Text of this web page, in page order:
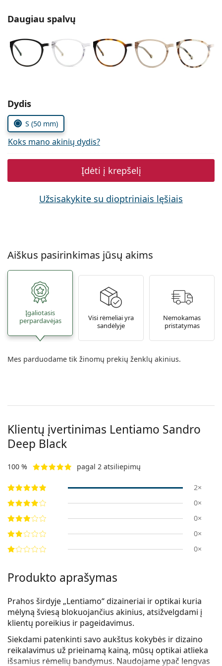
Prada
Atraskite visus
Daugiau spalvų
Pasirinkite parametrus
Dydis
S (50 mm)
Koks mano akinių dydis?
Įdėti į krepšelį
Užsisakykite su dioptriniais lęšiais
Aiškus pasirinkimas jūsų akims
Įgaliotasis
perpardavėjas
Visi rėmeliai yra
sandėlyje
Nemokamas
pristatymas
Mes parduodame tik žinomų prekių ženklų akinius.
Klientų įvertinimas Lentiamo Sandro
Deep Black
100 % pagal 2 atsiliepimų
2×
0×
0×
0×
0×
Produkto aprašymas
Prahos širdyje „Lentiamo“ dizaineriai ir optikai kuria
mėlyną šviesą blokuojančius akinius, atsižvelgdami į
klientų poreikius ir pageidavimus.
Siekdami patenkinti savo aukštus kokybės ir dizaino
reikalavimus už prieinamą kainą, mūsų optikai atlieka
išsamius rėmelių bandymus. Naudojameypač lengvas